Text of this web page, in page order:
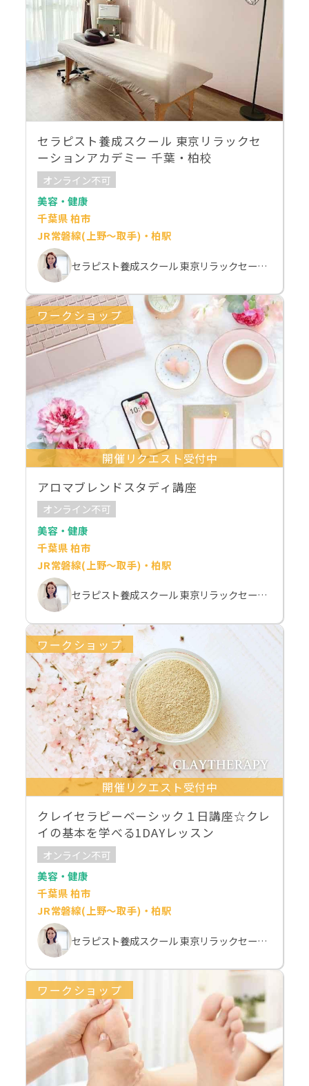
セラピスト養成スクール 東京リラックセ
ーションアカデミー 千葉・柏校
オンライン不可
美容・健康
千葉県 柏市
JR常磐線(上野～取手)・柏駅
セラピスト養成スクール 東京リラックセーションアカデミー 斉藤麻希
ワークショップ
開催リクエスト受付中
アロマブレンドスタディ講座
オンライン不可
美容・健康
千葉県 柏市
JR常磐線(上野～取手)・柏駅
セラピスト養成スクール 東京リラックセーションアカデミー 斉藤麻希
ワークショップ
開催リクエスト受付中
クレイセラピーベーシック１日講座☆クレ
イの基本を学べる1DAYレッスン
オンライン不可
美容・健康
千葉県 柏市
JR常磐線(上野～取手)・柏駅
セラピスト養成スクール 東京リラックセーションアカデミー 斉藤麻希
ワークショップ